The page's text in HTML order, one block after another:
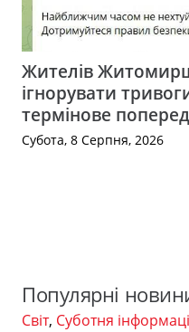
Жителів
ігнорувати
термінове
Субота, 8 Серпня, 2026
Популярні
Світ, Суботня